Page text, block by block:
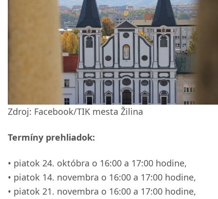
Zdroj: Facebook/TIK mesta Žilina
Termíny prehliadok:
piatok 24. októbra o 16:00 a 17:00 hodine,
piatok 14. novembra o 16:00 a 17:00 hodine,
piatok 21. novembra o 16:00 a 17:00 hodine,